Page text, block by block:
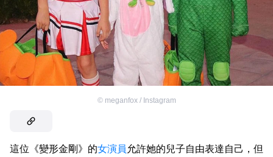
© meganfox / Instagram
這位《變形金剛》的女演員 允許她的兒子自由表達自己，但